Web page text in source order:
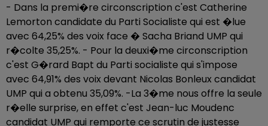
- Dans la premi�re circonscription c'est Catherine
Lemorton candidate du Parti Socialiste qui est �lue
avec 64,25% des voix face � Sacha Briand UMP qui
r�colte 35,25%. - Pour la deuxi�me circonscription
c'est G�rard Bapt du Parti socialiste qui s'impose
avec 64,91% des voix devant Nicolas Bonleux candidat
UMP qui a obtenu 35,09%. -La 3�me nous offre la seule
r�elle surprise, en effet c'est Jean-luc Moudenc
candidat UMP qui remporte ce scrutin de justesse